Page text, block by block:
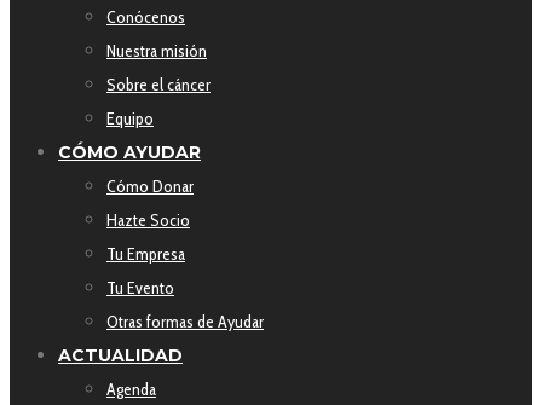
Conócenos
Nuestra misión
Sobre el cáncer
Equipo
CÓMO AYUDAR
Cómo Donar
Hazte Socio
Tu Empresa
Tu Evento
Otras formas de Ayudar
ACTUALIDAD
Agenda